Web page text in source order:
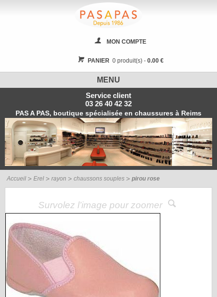
MON COMPTE
PANIER0 produit(s) - 0.00 €
MENU
Service client
03 26 40 42 32
PAS A PAS, boutique spécialisée en chaussures à Reims
Accueil Erel rayon chaussons souples pirou rose
Survolez l’image pour zoomer